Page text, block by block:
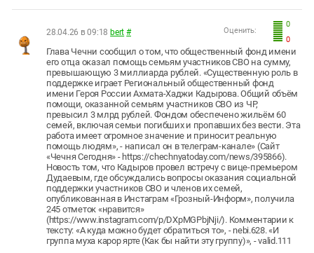
0
0
Оценить:
28.04.26 в 09:18 bert #
Глава Чечни сообщил о том, что общественный фонд имени
его отца оказал помощь семьям участников СВО на сумму,
превышающую 3 миллиарда рублей. «Существенную роль в
поддержке играет Региональный общественный фонд
имени Героя России Ахмата-Хаджи Кадырова. Общий объём
помощи, оказанной семьям участников СВО из ЧР,
превысил 3 млрд рублей. Фондом обеспечено жильём 60
семей, включая семьи погибших и пропавших без вести. Эта
работа имеет огромное значение и приносит реальную
помощь людям», - написал он в телеграм-канале» (Сайт
«Чечня Сегодня» - https://chechnyatoday.com/news/395866).
Новость том, что Кадыров провел встречу с вице-премьером
Дудаевым, где обсуждались вопросы оказания социальной
поддержки участников СВО и членов их семей,
опубликованная в Инстаграм «Грозный-Информ», получила
245 отметок «нравится»
(https://www.instagram.com/p/DXpMGPbjNji/). Комментарии к
тексту: «А куда можно будет обратиться то», - nebi.628. «И
группа муха карор ярте (Как бы найти эту группу)», - valid.111